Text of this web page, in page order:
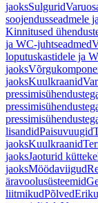
jaoksSulgurid
soojendusseadmele
Kinnitused
ja WC-juhtseadmed
loputuskastidele ja
jaoks
jaoksKuulkraanid
lisandidPaisuvuugid
jaoksKuulkraanid
jaoksJaoturid
jaoksMöödaviigud
äravoolusüsteemid
liitmikudPõlved